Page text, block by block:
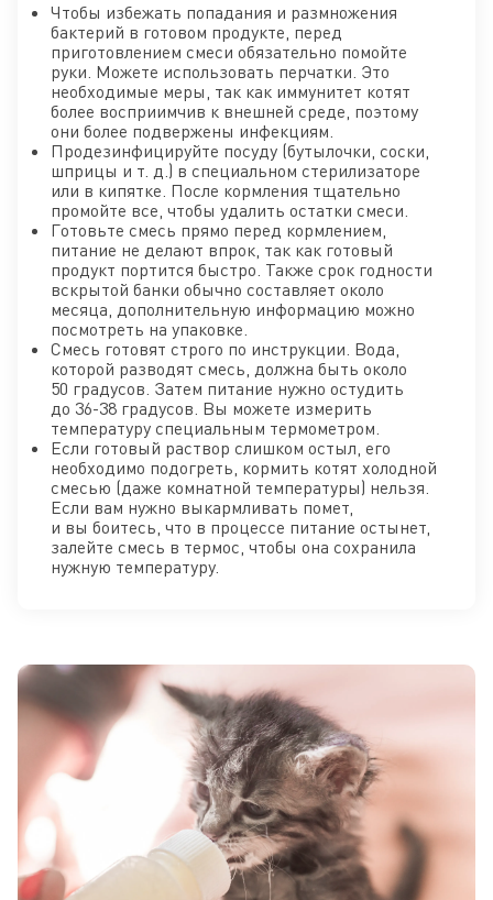
Чтобы избежать попадания и размножения
бактерий в готовом продукте, перед
приготовлением смеси обязательно помойте
руки. Можете использовать перчатки. Это
необходимые меры, так как иммунитет котят
более восприимчив к внешней среде, поэтому
они более подвержены инфекциям.
Продезинфицируйте посуду (бутылочки, соски,
шприцы и т. д.) в специальном стерилизаторе
или в кипятке. После кормления тщательно
промойте все, чтобы удалить остатки смеси.
Готовьте смесь прямо перед кормлением,
питание не делают впрок, так как готовый
продукт портится быстро. Также срок годности
вскрытой банки обычно составляет около
месяца, дополнительную информацию можно
посмотреть на упаковке.
Смесь готовят строго по инструкции. Вода,
которой разводят смесь, должна быть около
50 градусов. Затем питание нужно остудить
до 36-38 градусов. Вы можете измерить
температуру специальным термометром.
Если готовый раствор слишком остыл, его
необходимо подогреть, кормить котят холодной
смесью (даже комнатной температуры) нельзя.
Если вам нужно выкармливать помет,
и вы боитесь, что в процессе питание остынет,
залейте смесь в термос, чтобы она сохранила
нужную температуру.